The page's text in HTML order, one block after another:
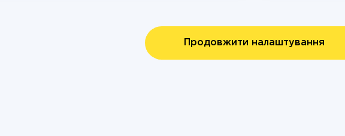
Продовжити налаштування